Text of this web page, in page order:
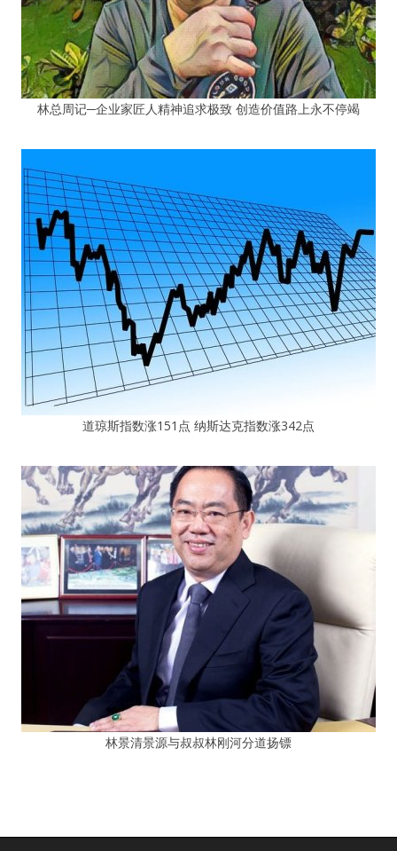
林总周记─企业家匠人精神追求极致 创造价值路上永不停竭
道琼斯指数涨151点 纳斯达克指数涨342点
林景清景源与叔叔林刚河分道扬镖